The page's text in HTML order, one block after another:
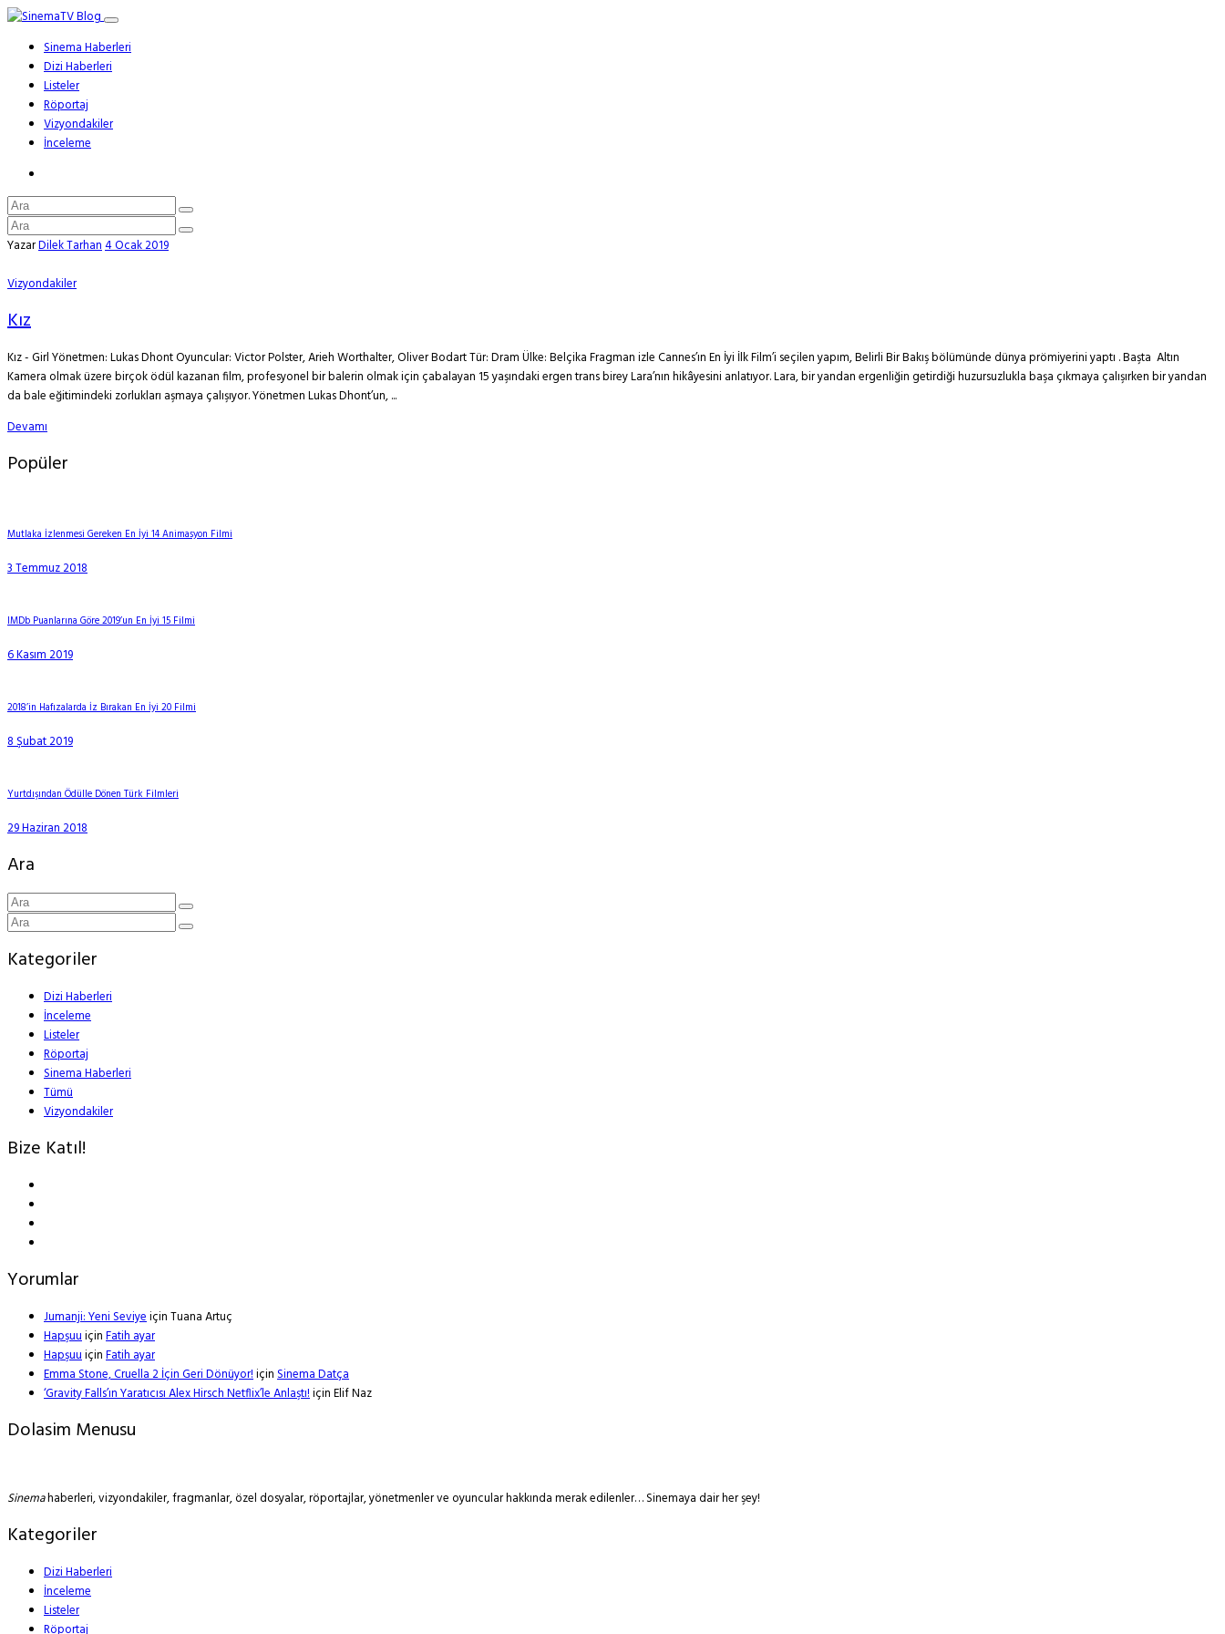
Sinema Haberleri
Dizi Haberleri
Listeler
Röportaj
Vizyondakiler
İnceleme
YazarDilek Tarhan4 Ocak 2019
Vizyondakiler
Kız
Kız - Girl Yönetmen: Lukas Dhont Oyuncular: Victor Polster, Arieh Worthalter, Oliver Bodart Tür: Dram Ülke: Belçika Fragman izle Cannes’ın En İyi İlk Film’i seçilen yapım, Belirli Bir Bakış bölümünde dünya prömiyerini yaptı . Başta Altın
Kamera olmak üzere birçok ödül kazanan film, profesyonel bir balerin olmak için çabalayan 15 yaşındaki ergen trans birey Lara’nın hikâyesini anlatıyor. Lara, bir yandan ergenliğin getirdiği huzursuzlukla başa çıkmaya çalışırken bir yandan
da bale eğitimindeki zorlukları aşmaya çalışıyor. Yönetmen Lukas Dhont’un, ...
Devamı
Popüler
Mutlaka İzlenmesi Gereken En İyi 14 Animasyon Filmi
3 Temmuz 2018
IMDb Puanlarına Göre 2019’un En İyi 15 Filmi
6 Kasım 2019
2018’in Hafızalarda İz Bırakan En İyi 20 Filmi
8 Şubat 2019
Yurtdışından Ödülle Dönen Türk Filmleri
29 Haziran 2018
Ara
Kategoriler
Dizi Haberleri
İnceleme
Listeler
Röportaj
Sinema Haberleri
Tümü
Vizyondakiler
Bize Katıl!
Yorumlar
Jumanji: Yeni SeviyeiçinTuana Artuç
HapşuuiçinFatih ayar
HapşuuiçinFatih ayar
Emma Stone, Cruella 2 İçin Geri Dönüyor!içinSinema Datça
‘Gravity Falls’ın Yaratıcısı Alex Hirsch Netflix’le Anlaştı!içinElif Naz
Dolasim Menusu
Sinemahaberleri, vizyondakiler, fragmanlar, özel dosyalar, röportajlar, yönetmenler ve oyuncular hakkında merak edilenler… Sinemaya dair her şey!
Kategoriler
Dizi Haberleri
İnceleme
Listeler
Röportaj